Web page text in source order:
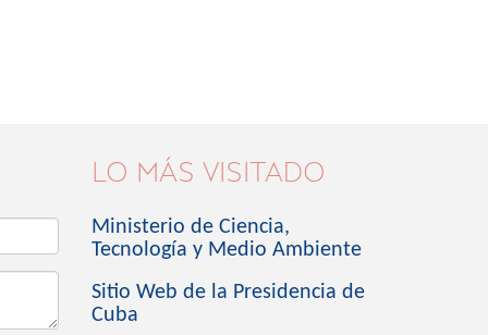
LO MÁS VISITADO
Ministerio de Ciencia,
Tecnología y Medio Ambiente
Sitio Web de la Presidencia de
Cuba